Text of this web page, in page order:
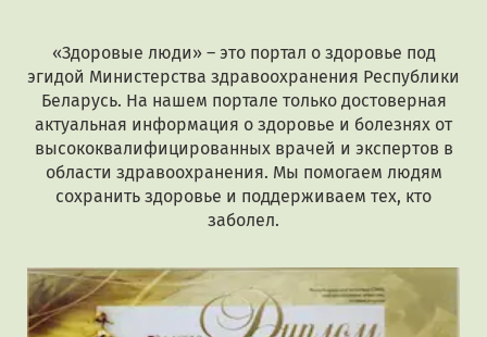
«Здоровые люди» – это портал о здоровье под
эгидой Министерства здравоохранения Республики
Беларусь. На нашем портале только достоверная
актуальная информация о здоровье и болезнях от
высококвалифицированных врачей и экспертов в
области здравоохранения. Мы помогаем людям
сохранить здоровье и поддерживаем тех, кто
заболел.